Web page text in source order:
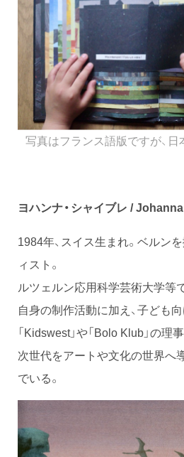
写真はフランス語版ですが、
ヨハンナ・シャイブレ /
1984年、スイス生まれ。ベルン
ィスト。
ルツェルン応用科学芸術大学等
自身の制作活動に加え、子ども
「Kidswest」や「Bolo Klub」の理
次世代をアートや文化の世界へ
でいる。